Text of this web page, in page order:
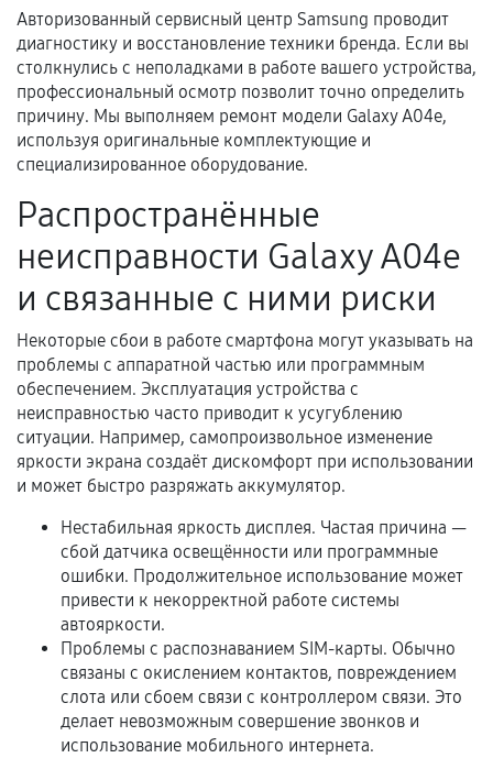
техническим характеристикам.
Документы для подтверждения
гарантии
Гарантийный талон.
Акт выполненных работ с датой, перечнем
Документы на установленные комплектующие
и кассовый чек.
Расширенная гарантия
В некоторых случаях возможно оформление
расширенной гарантии. Стоимость, сроки и
условия продления согласовываются отдельно и
фиксируются в документах.
Когда гарантия не действует
Нарушение правил эксплуатации,
механические повреждения, попадание влаги,
перегрев, коррозия.
Самостоятельный ремонт или вмешательство
Авторизованный сервисный центр Samsung проводит
диагностику и восстановление техники бренда. Если вы
столкнулись с неполадками в работе вашего устройства,
профессиональный осмотр позволит точно определить
причину. Мы выполняем ремонт модели Galaxy A04e,
используя оригинальные комплектующие и
специализированное оборудование.
Распространённые
неисправности Galaxy A04e
и связанные с ними риски
Некоторые сбои в работе смартфона могут указывать на
проблемы с аппаратной частью или программным
обеспечением. Эксплуатация устройства с
неисправностью часто приводит к усугублению
ситуации. Например, самопроизвольное изменение
яркости экрана создаёт дискомфорт при использовании
и может быстро разряжать аккумулятор.
Нестабильная яркость дисплея. Частая причина —
сбой датчика освещённости или программные
ошибки. Продолжительное использование может
привести к некорректной работе системы
автояркости.
Проблемы с распознаванием SIM-карты. Обычно
связаны с окислением контактов, повреждением
слота или сбоем связи с контроллером связи. Это
делает невозможным совершение звонков и
использование мобильного интернета.